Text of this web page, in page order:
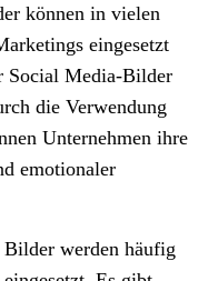
können in vielen
eingesetzt
Social Media-Bilder
die Verwendung
Unternehmen ihre
emotionaler
werden häufig